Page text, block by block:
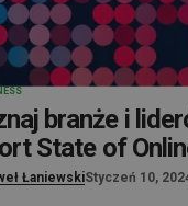
branże i
State of
ŁaniewskiStyczeń 10,